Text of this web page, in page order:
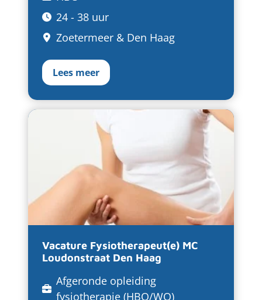
24 - 38 uur
Zoetermeer & Den Haag
Lees meer
Vacature Fysiotherapeut(e) MC
Loudonstraat Den Haag
Afgeronde opleiding
fysiotherapie (HBO/WO)